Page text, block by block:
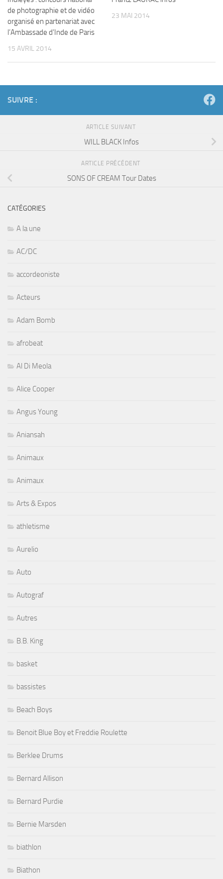
de photographie et de vidéo
organisé en partenariat avec
l’Ambassade d’Inde de Paris
15 AVRIL 2014
23 MAI 2014
SUIVRE :
ARTICLE SUIVANT
WILL BLACK Infos
ARTICLE PRÉCÉDENT
SONS OF CREAM Tour Dates
CATÉGORIES
A la une
AC/DC
accordeoniste
Acteurs
Adam Bomb
afrobeat
Al Di Meola
Alice Cooper
Angus Young
Aniansah
Animaux
Animaux
Arts & Expos
athletisme
Aurelio
Auto
Autograf
Autres
B.B. King
basket
bassistes
Beach Boys
Benoit Blue Boy et Freddie Roulette
Berklee Drums
Bernard Allison
Bernard Purdie
Bernie Marsden
biathlon
Biathon